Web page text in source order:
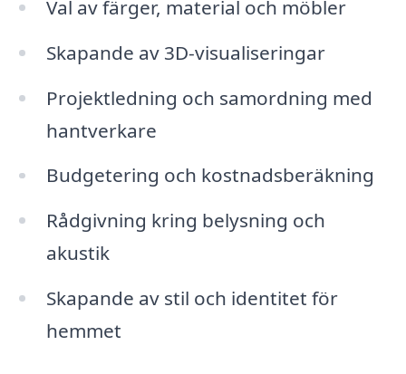
Val av färger, material och möbler
Skapande av 3D-visualiseringar
Projektledning och samordning med
hantverkare
Budgetering och kostnadsberäkning
Rådgivning kring belysning och
akustik
Skapande av stil och identitet för
hemmet